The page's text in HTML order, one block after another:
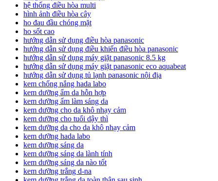
hệ thống điều hòa multi
hình ảnh điều hòa cây
ho đau đầu chóng mặt
ho sốt cao
hướng dẫn sử dụng điều hòa panasonic
hướng dẫn sử dụng điều khiển điều hòa panasonic
hướng dẫn sử dụng máy giặt panasonic 8.5 kg
hướng dẫn sử dụng máy giặt panasonic eco aquabeat
hướng dẫn sử dụng tủ lạnh panasonic nội địa
kem chống nắng hada labo
kem dưỡng ẩm da hỗn hợp
kem dưỡng ẩm làm sáng da
kem dưỡng cho da khô nhạy cảm
kem dưỡng cho tuổi dậy thì
kem dưỡng da cho da khô nhạy cảm
kem dưỡng hada labo
kem dưỡng sáng da
kem dưỡng sáng da lành tính
kem dưỡng sáng da nào tốt
kem dưỡng trắng d-na